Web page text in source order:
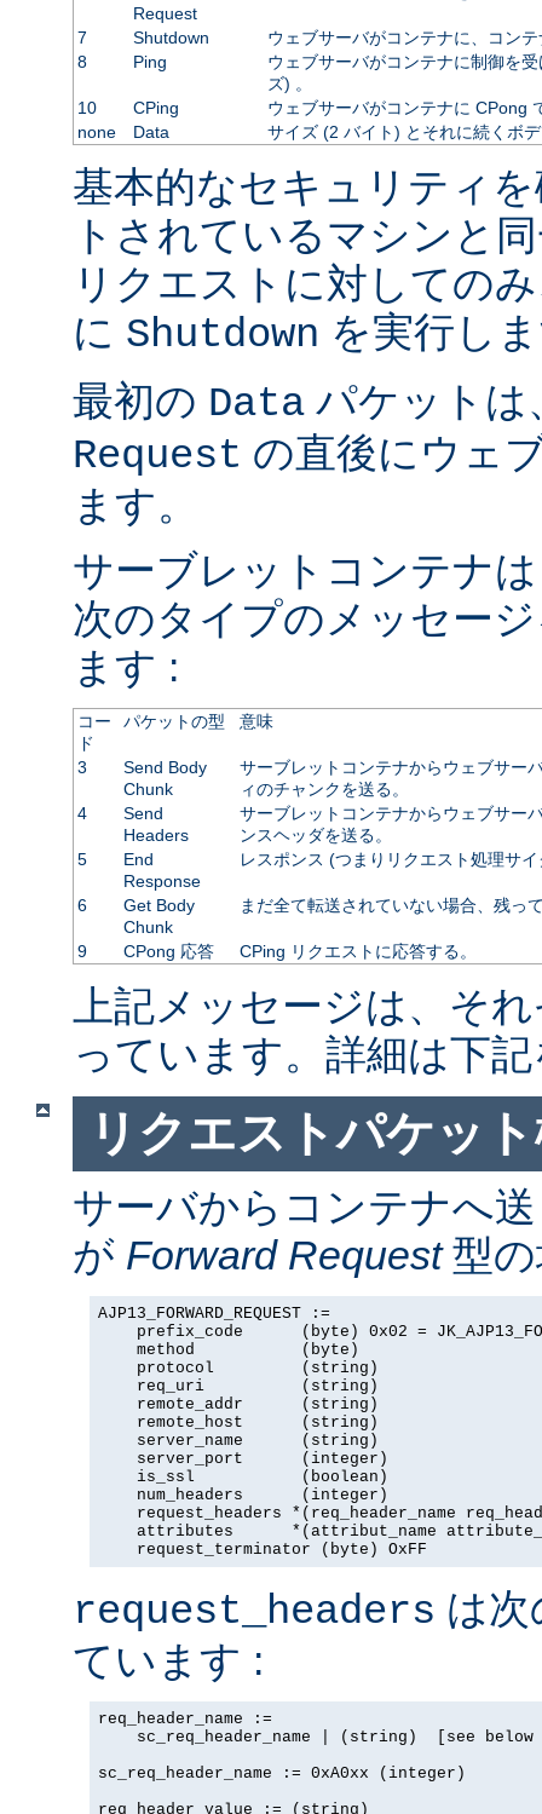
Request
7 Shutdown
ウェブサーバがコンテナに、コン
8
Ping
ウェブサーバがコンテナに制御を
ズ) 。
10
CPing
ウェブサーバがコンテナに CPong
none
Data サイズ (2 バイト) とそれに続くボ
基本的なセキュリティ
トされているマシンと
リクエストに対しての
に Shutdown を実行し
最初の Data パケットは
Request の直後にウェ
ます。
サーブレットコンテナ
次のタイプのメッセー
ます :
コー
ド
パケットの型 意味
3
Send Body
Chunk
サーブレットコンテナからウェブサー
ィのチャンクを送る。
4
Send
Headers
サーブレットコンテナからウェブサー
ンスヘッダを送る。
5
End
Response
レスポンス (つまりリクエスト処理サ
6
Get Body
Chunk
まだ全て転送されていない場合、残っ
9 CPong 応答 CPing リクエストに応答する。
上記メッセージは、そ
っています。詳細は下
リクエストパケッ
サーバからコンテナへ
が Forward Request型の
AJP13_FORWARD_REQUEST :=
prefix_code      (byte) 0x02 =
    method           (byte)
    protocol         (string)
    req_uri          (string)
    remote_addr      (string)
    remote_host      (string)
    server_name      (string)
    server_port      (integer)
    is_ssl           (boolean)
    num_headers      (integer)
request_headers *(req_header_name
attributes      *(attribut_name
    request_terminator (byte) OxFF
request_headers は
ています :
req_header_name :=
sc_req_header_name | (string)  [see below
sc_req_header_name := 0xA0xx (integer)
req_header_value := (string)